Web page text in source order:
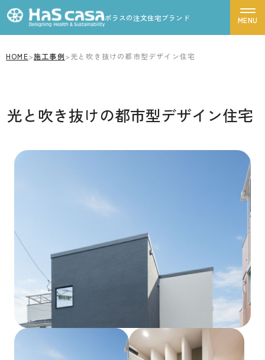
ポラスの注文住宅ブランド
ハスカーサについて
デザインについて
商品ラインナップ
お客様の声
家づくりの流れ
土地をお探しの方
会社概要
採用情報
各種お問い合わせ
HOME>施工事例>光と吹き抜けの都市型デザイン住宅
光と吹き抜けの都市型デザイン住宅